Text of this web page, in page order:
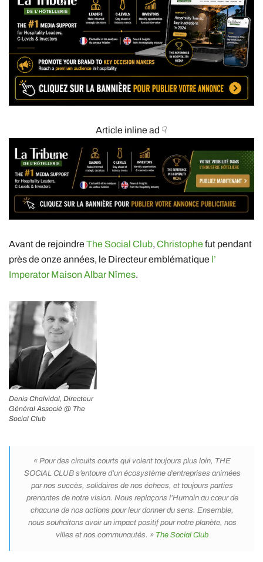
Article inline ad ☟
Avant de rejoindreThe Social Club, Christophefut pendant
près de onze années, le Directeur emblématique l’
Imperator Maison Albar Nîmes.
Denis Chalvidal, Directeur
Général Associé @ The
Social Club
« Pour des circuits courts qui voient toujours plus loin, THE
SOCIAL CLUB s’entoure d’un écosystème d’entreprises animées
par nos succès, solidaires de nos échecs, et toujours parties
prenantes de notre vision. Nous replaçons l’Humain au cœur de
chacune de nos actions pour leur donner du sens. Ensemble,
nous souhaitons avoir un impact positif pour notre planète, nos
villes et nos communautés. » The Social Club